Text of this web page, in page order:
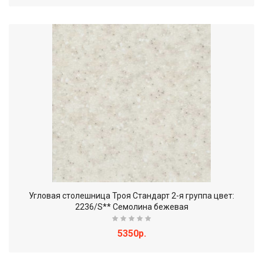
Угловая столешница Троя Стандарт 2-я группа цвет:
2236/S** Семолина бежевая
5350р.